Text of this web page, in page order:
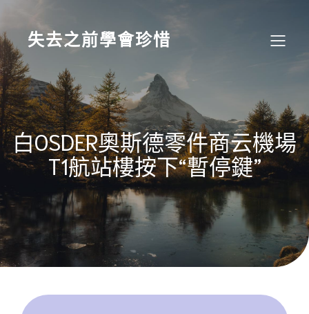
content
失去之前學會珍惜
白OSDER奧斯德零件商云機場
T1航站樓按下“暫停鍵”